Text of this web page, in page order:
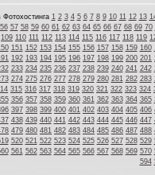
1 2 3 4 5 6 7 8 9 10 11 12 13
56 57 58 59 60 61 62 63 64 65 66 67 68 69 70
109 110 111 112 113 114 115 116 117 118 119
151 152 153 154 155 156 157 158 159 160
192 193 194 195 196 197 198 199 200 201
233 234 235 236 237 238 239 240 241 242
274 275 276 277 278 279 280 281 282 283
315 316 317 318 319 320 321 322 323 324
356 357 358 359 360 361 362 363 364 365
397 398 399 400 401 402 403 404 405 406
438 439 440 441 442 443 444 445 446 447
479 480 481 482 483 484 485 486 487 488
520 521 522 523 524 525 526 527 528 529
561 562 563 564 565 566 567 568 569 570
594